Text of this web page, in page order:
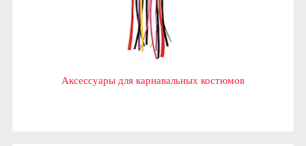
Аксессуары для карнавальных костюмов